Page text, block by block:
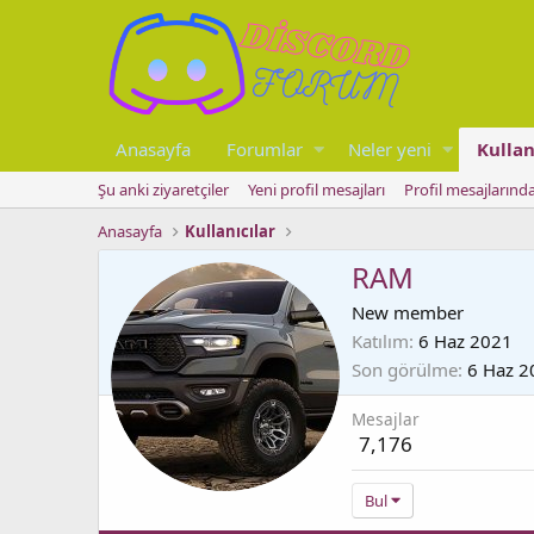
Anasayfa Forumlar Neler yeni
Şu anki ziyaretçiler Yeni profil mesajları
Profil
Anasayfa
Kullanıcılar
RAM
New member
Katılım 6 Haz 2021
Son görülme 6 Haz
Mesajlar
7,176
Bul